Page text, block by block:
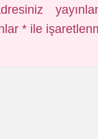
* ile